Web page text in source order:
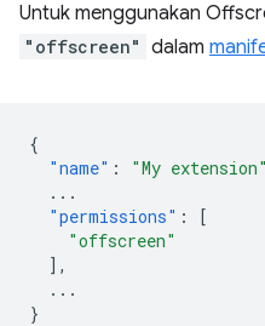
Untuk menggunakan
"offscreen" dalam
{
"name" : "My extension"
...
"permissions" :
[
"offscreen"
],
...
}